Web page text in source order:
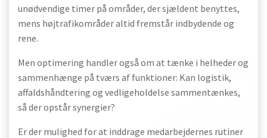
unødvendige timer på områder, der sjældent benyttes,
mens højtrafikområder altid fremstår indbydende og
rene.
Men optimering handler også om at tænke i helheder og
sammenhænge på tværs af funktioner: Kan logistik,
affaldshåndtering og vedligeholdelse sammentænkes,
så der opstår synergier?
Er der mulighed for at inddrage medarbejdernes rutiner